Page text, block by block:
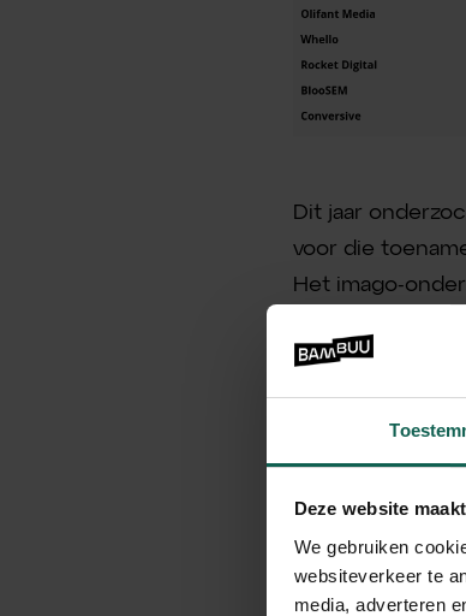
Deze website
We gebruiken
websiteverkeer te
media, adverteren
Dit jaar
voor die
Het imago-
marktdata.
Lees het